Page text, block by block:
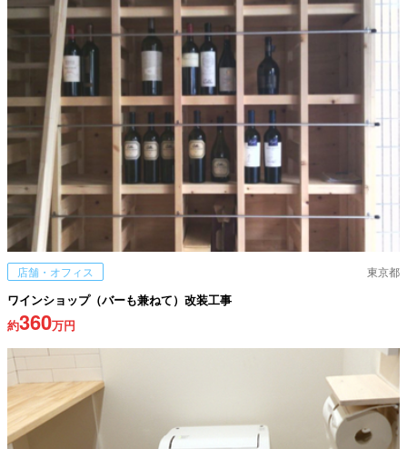
店舗・オフィス 東京都
ワインショップ（バーも兼ねて）改装工事
約360万円